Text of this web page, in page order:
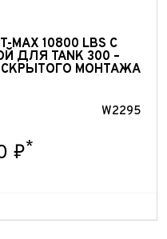
10800 LBS С
TANK 300 –
МОНТАЖА
W2295
₽*